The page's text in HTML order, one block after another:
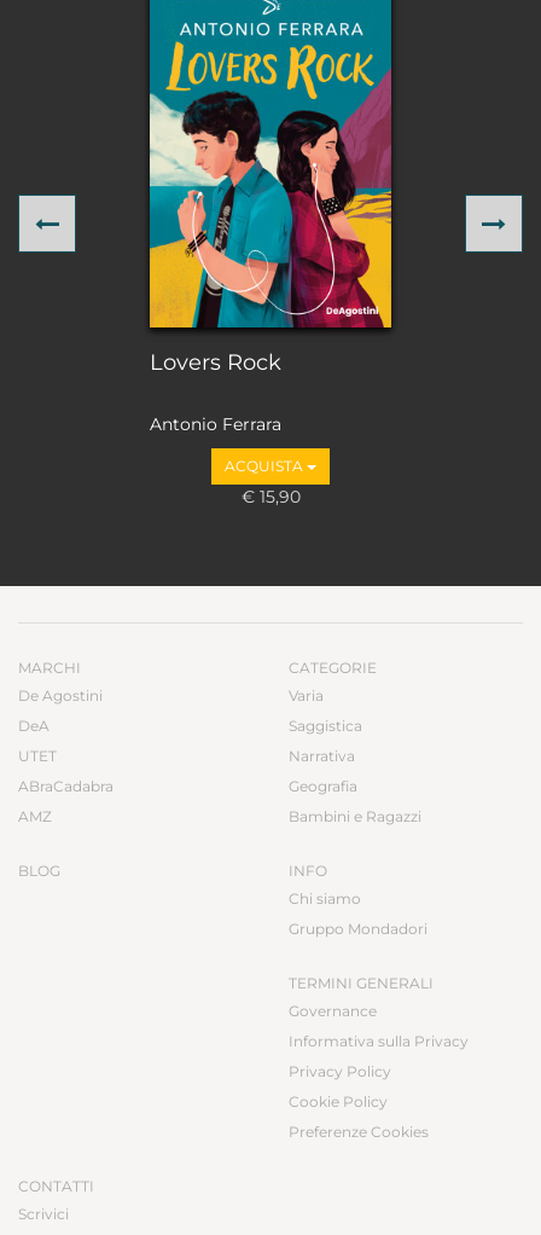
Lovers Rock
Antonio Ferrara
ACQUISTA
€ 15,90
Previous
MARCHI
De Agostini
DeA
UTET
ABraCadabra
AMZ
BLOG
CATEGORIE
Varia
Saggistica
Narrativa
Geografia
Bambini e Ragazzi
INFO
Chi siamo
Gruppo Mondadori
TERMINI GENERALI
Governance
Informativa sulla Privacy
Privacy Policy
Cookie Policy
Preferenze Cookies
CONTATTI
Scrivici